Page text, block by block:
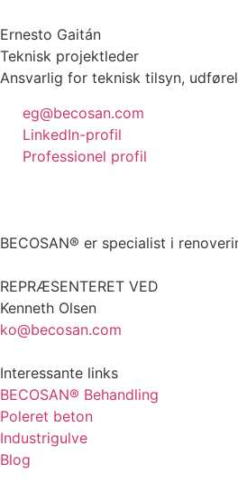
Ernesto Gaitán
Teknisk projektleder
Ansvarlig for teknisk tilsyn,
eg@becosan.com
LinkedIn-profil
Professionel profil
BECOSAN® er specialist i
REPRÆSENTERET VED
Kenneth Olsen
ko@becosan.com
Interessante links
BECOSAN® Behandling
Poleret beton
Industrigulve
Blog